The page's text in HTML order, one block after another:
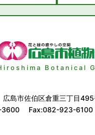
Botanical
島市佐伯区倉重三丁目495
3600 Fax:082-923-6100